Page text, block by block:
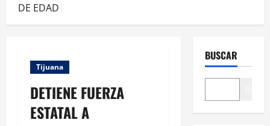
DE EDAD
Tijuana
DETIENE FUERZA
ESTATAL A
BUSCAR